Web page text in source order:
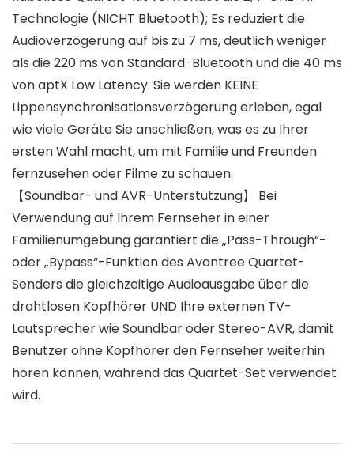
Technologie (NICHT Bluetooth); Es reduziert die
Audioverzögerung auf bis zu 7 ms, deutlich weniger
als die 220 ms von Standard-Bluetooth und die 40 ms
von aptX Low Latency. Sie werden KEINE
Lippensynchronisationsverzögerung erleben, egal
wie viele Geräte Sie anschließen, was es zu Ihrer
ersten Wahl macht, um mit Familie und Freunden
fernzusehen oder Filme zu schauen.
【Soundbar- und AVR-Unterstützung】 Bei
Verwendung auf Ihrem Fernseher in einer
Familienumgebung garantiert die „Pass-Through“-
oder „Bypass“-Funktion des Avantree Quartet-
Senders die gleichzeitige Audioausgabe über die
drahtlosen Kopfhörer UND Ihre externen TV-
Lautsprecher wie Soundbar oder Stereo-AVR, damit
Benutzer ohne Kopfhörer den Fernseher weiterhin
hören können, während das Quartet-Set verwendet
wird.